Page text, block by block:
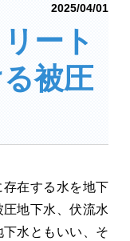
2025/04/01
ート
被圧
在する水を地下
地下水、伏流水
水ともいい、そ